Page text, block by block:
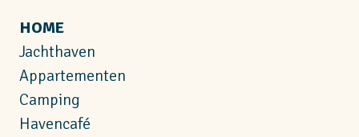
HOME
Jachthaven
Appartementen
Camping
Havencafé